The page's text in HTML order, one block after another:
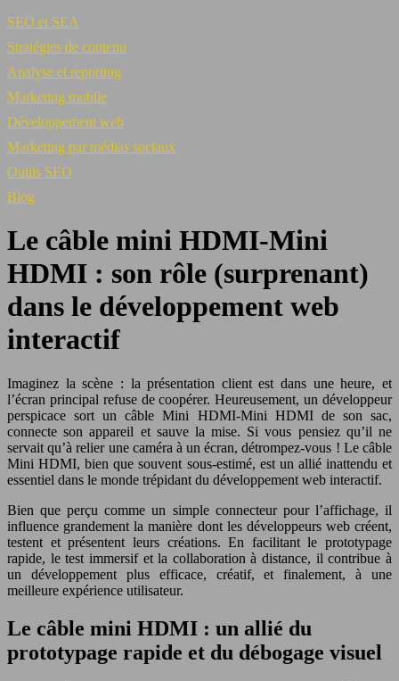
SEO et SEA
Stratégies de contenu
Analyse et reporting
Marketing mobile
Développement web
Marketing par médias sociaux
Outils SEO
Blog
Le câble mini HDMI-Mini
HDMI : son rôle (surprenant)
dans le développement web
interactif
Imaginez la scène : la présentation client est dans une heure, et
l’écran principal refuse de coopérer. Heureusement, un développeur
perspicace sort un câble Mini HDMI-Mini HDMI de son sac,
connecte son appareil et sauve la mise. Si vous pensiez qu’il ne
servait qu’à relier une caméra à un écran, détrompez-vous ! Le câble
Mini HDMI, bien que souvent sous-estimé, est un allié inattendu et
essentiel dans le monde trépidant du développement web interactif.
Bien que perçu comme un simple connecteur pour l’affichage, il
influence grandement la manière dont les développeurs web créent,
testent et présentent leurs créations. En facilitant le prototypage
rapide, le test immersif et la collaboration à distance, il contribue à
un développement plus efficace, créatif, et finalement, à une
meilleure expérience utilisateur.
Le câble mini HDMI : un allié du
prototypage rapide et du débogage visuel